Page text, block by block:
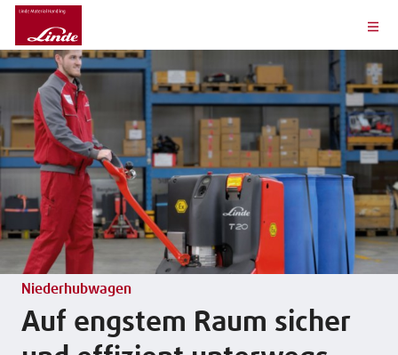
Niederhubwagen
Auf engstem Raum sicher